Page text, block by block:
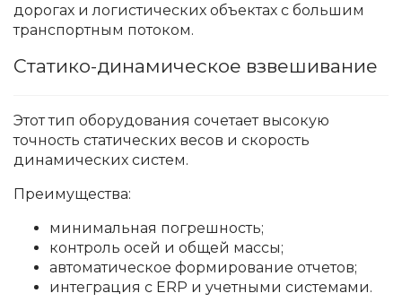
дорогах и логистических объектах с большим
транспортным потоком.
Статико-динамическое взвешивание
Этот тип оборудования сочетает высокую
точность статических весов и скорость
динамических систем.
Преимущества:
минимальная погрешность;
контроль осей и общей массы;
автоматическое формирование отчетов;
интеграция с ERP и учетными системами.